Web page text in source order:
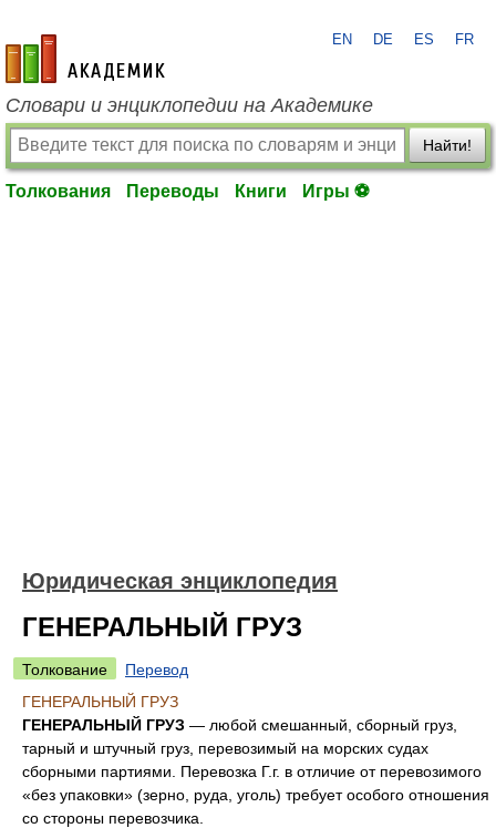
academic.ru
EN DE ES FR
Словари и энциклопедии на Академике
Найти!
Толкования Переводы Книги Игры ⚽
Юридическая энциклопедия
ГЕНЕРАЛЬНЫЙ ГРУЗ
Толкование
Перевод
ГЕНЕРАЛЬНЫЙ ГРУЗ
ГЕНЕРАЛЬНЫЙ ГРУЗ — любой смешанный, сборный груз,
тарный и штучный груз, перевозимый на морских судах
сборными партиями. Перевозка Г.г. в отличие от перевозимого
«без упаковки» (зерно, руда, уголь) требует особого отношения
со стороны перевозчика.